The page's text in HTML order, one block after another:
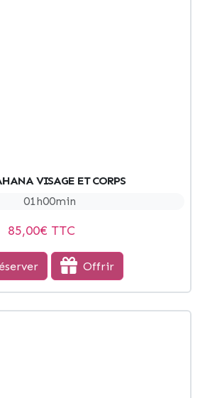
VISAGE ET CORPS
01h00min
85,00€ TTC
Offrir